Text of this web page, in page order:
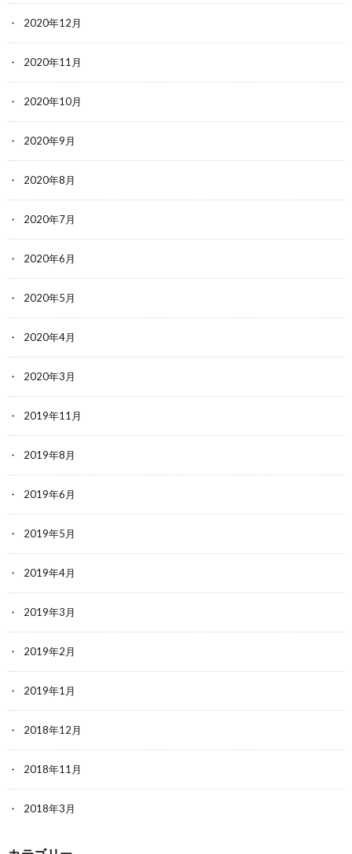
2020年12月
2020年11月
2020年10月
2020年9月
2020年8月
2020年7月
2020年6月
2020年5月
2020年4月
2020年3月
2019年11月
2019年8月
2019年6月
2019年5月
2019年4月
2019年3月
2019年2月
2019年1月
2018年12月
2018年11月
2018年3月